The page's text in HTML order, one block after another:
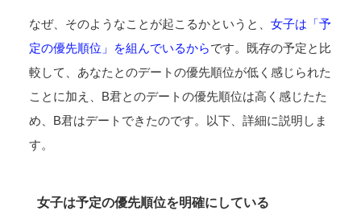
なぜ、そのようなことが起こるかというと、 女子は「予
定の優先順位」を組んでいるからです。既存の予定と比
較して、あなたとのデートの優先順位が低く感じられた
ことに加え、B君とのデートの優先順位は高く感じたた
め、B君はデートできたのです。以下、詳細に説明しま
す。
女子は予定の優先順位を明確にしている